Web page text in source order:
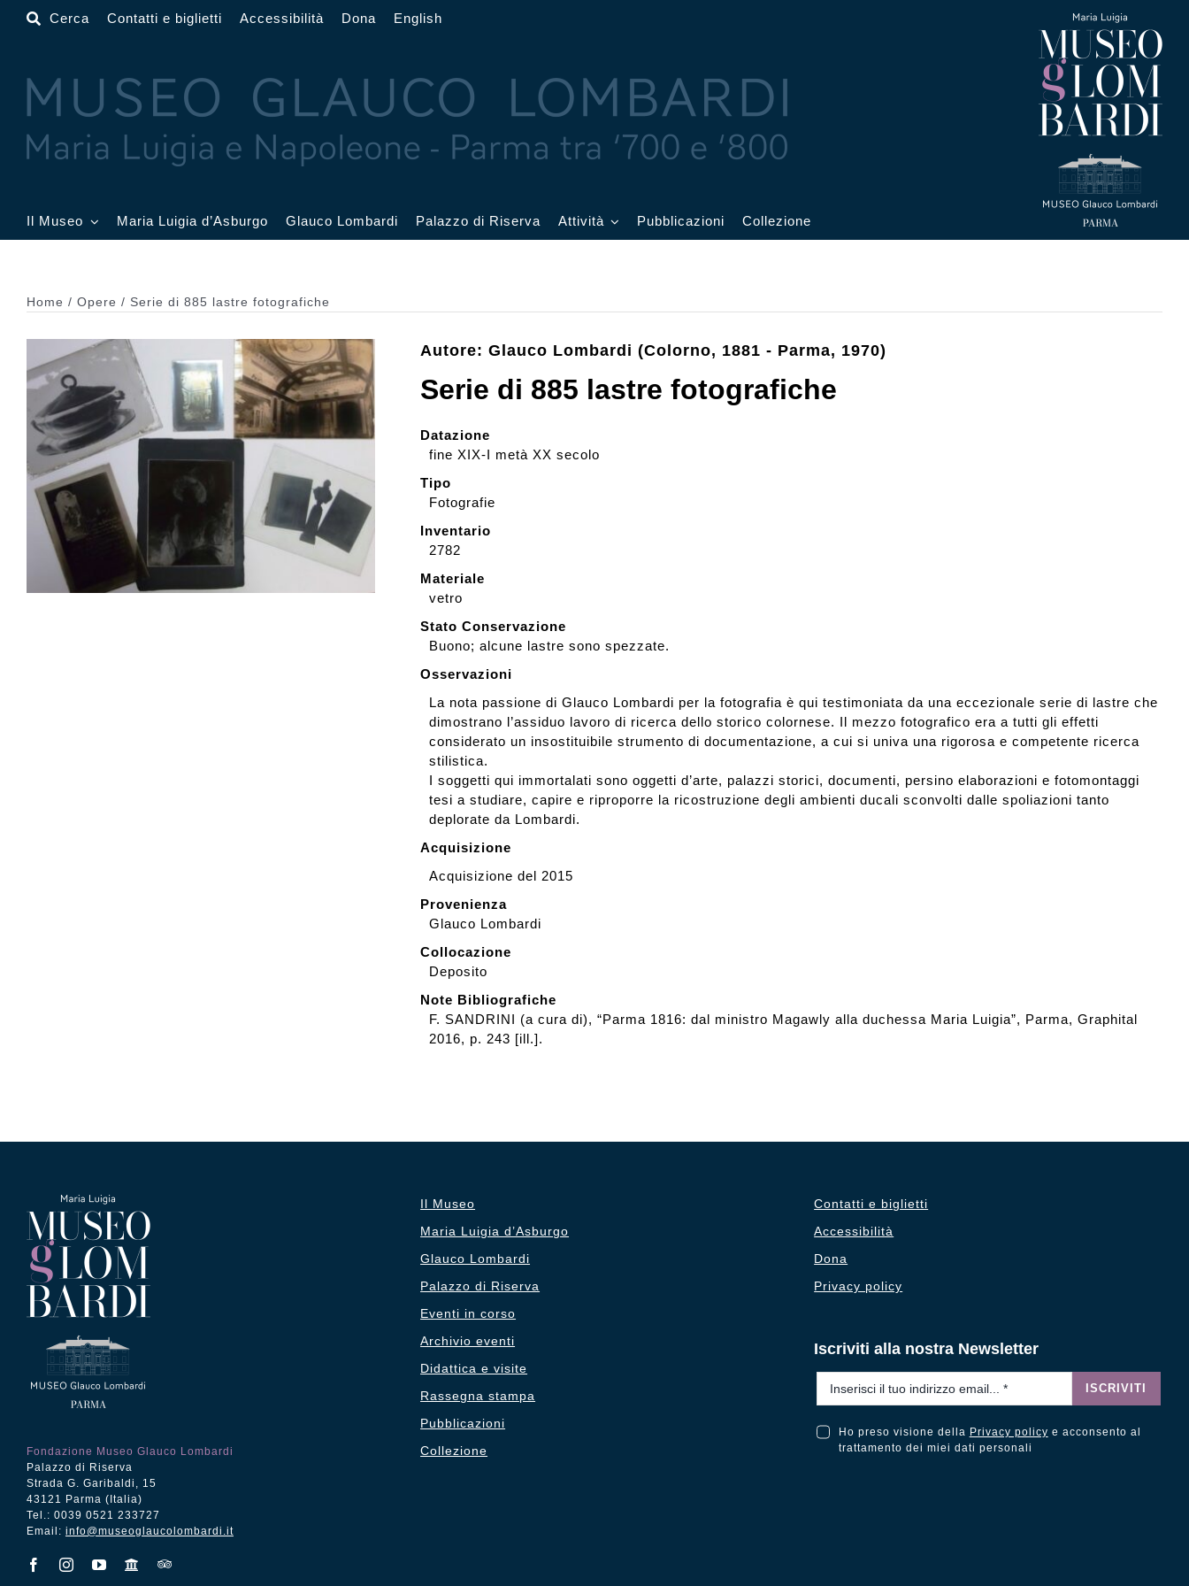
Salta
Cerca Contatti e biglietti Accessibilità Dona English
Il Museo
Sala Francesi Sala Petitot Sala Affetti
Sala Maria Luigia
Maria Luigia d’Asburgo Glauco Lombardi Palazzo di Riserva Attività
Didattica e visite
Pubblicazioni Collezione
Home Opere Serie di 885 lastre fotografiche
Autore: Glauco Lombardi (Colorno, 1881 - Parma, 1970)
Serie di 885 lastre fotografiche
Datazione
fine XIX-I metà XX secolo
Tipo
Fotografie
Inventario
2782
Materiale
vetro
Stato Conservazione
Buono; alcune lastre sono spezzate.
Osservazioni
La nota passione di Glauco Lombardi per la fotografia è qui testimoniata da una eccezionale serie di lastre che
dimostrano l’assiduo lavoro di ricerca dello storico colornese. Il mezzo fotografico era a tutti gli effetti
considerato un insostituibile strumento di documentazione, a cui si univa una rigorosa e competente ricerca
stilistica.
I soggetti qui immortalati sono oggetti d’arte, palazzi storici, documenti, persino elaborazioni e fotomontaggi
tesi a studiare, capire e riproporre la ricostruzione degli ambienti ducali sconvolti dalle spoliazioni tanto
deplorate da Lombardi.
Acquisizione
Acquisizione del 2015
Provenienza
Glauco Lombardi
Collocazione
Deposito
Note Bibliografiche
F. SANDRINI (a cura di), “Parma 1816: dal ministro Magawly alla duchessa Maria Luigia”, Parma, Graphital
2016, p. 243 [ill.].
Fondazione Museo Glauco Lombardi
Palazzo di Riserva
Strada G. Garibaldi, 15
43121 Parma (Italia)
Tel.: 0039 0521 233727
Email: info@museoglaucolombardi.it
Il Museo
Maria Luigia d’Asburgo
Glauco Lombardi
Palazzo di Riserva
Eventi in corso
Archivio eventi
Didattica e visite
Rassegna stampa
Pubblicazioni
Collezione
Contatti e biglietti
Accessibilità
Dona
Privacy policy
Iscriviti alla nostra Newsletter
ISCRIVITI
Ho preso visione della Privacy policy e acconsento al
trattamento dei miei dati personali